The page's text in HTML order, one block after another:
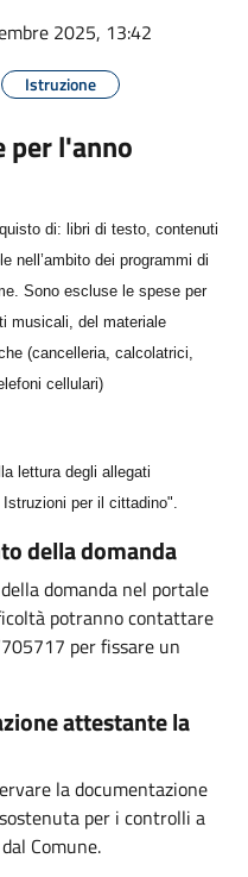
2025, 13:42
Istruzione
per l'anno
di: libri di testo, contenuti
nell’ambito dei programmi di
Sono escluse le spese per
musicali, del materiale
(cancelleria, calcolatrici,
cellulari)
lettura degli allegati
per il cittadino".
della domanda
domanda nel portale
potranno contattare
per fissare un
attestante la
la documentazione
per i controlli a
Comune.